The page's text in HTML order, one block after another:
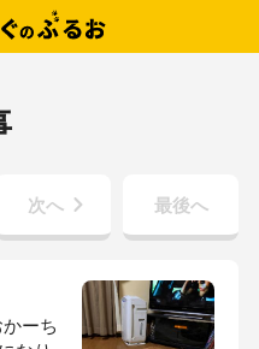
次へ 最後へ
ーち